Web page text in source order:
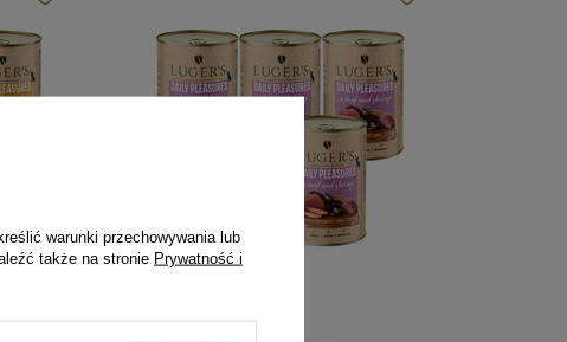
warunki przechowywania lub
także na stronie Prywatność i